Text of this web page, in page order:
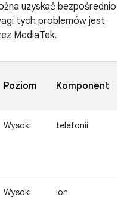
uzyskać bezpośrednio
tych problemów jest
MediaTek.
Poziom Komponent
Wysoki telefonii
Wysoki ion